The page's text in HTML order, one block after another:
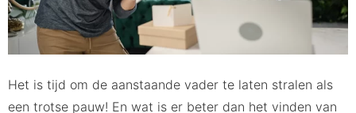
Het is tijd om de aanstaande vader te laten stralen als
een trotse pauw! En wat is er beter dan het vinden van